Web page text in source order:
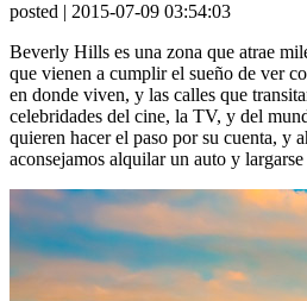
posted | 2015-07-09 03:54:03
Beverly Hills es una zona que atrae
que vienen a cumplir el sueño de ver
en donde viven, y las calles que
celebridades del cine, la TV, y del
quieren hacer el paso por su cuenta, y
aconsejamos alquilar un auto y